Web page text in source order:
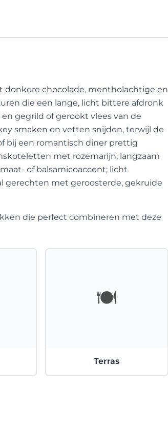
eigenzinnig en extravert. Naast
woestijn, van de
wijnmakerij die in 1990 werd
Antonio om zijn eigen
kleine tunnels, zelf
architect is. Deze kelders zijn
worden bewaard, maar ze
In elke hoek, op elke muur
kunnen de typische
worden bewonderd. Naast
aan hout-, glas- en
waren gegaan in Taurasi-wijn,
een mysterieus ondergronds land,
hard werken in de
donkere chocolade, mentholachtige en
die een lange, licht bittere afdronk
gegrild of gerookt vlees van de
smaken en vetten snijden, terwijl de
bij een romantisch diner prettig
met rozemarijn, langzaam
of balsamicoaccent; licht
gerechten met geroosterde, gekruide
die perfect combineren met deze
🍽️
Terras